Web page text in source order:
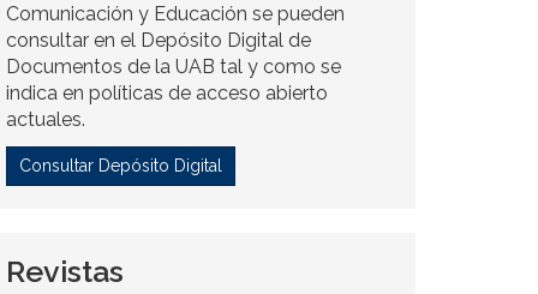
Comunicación y Educación se pueden
consultar en el Depósito Digital de
Documentos de la UAB tal y como se
indica en políticas de acceso abierto
actuales.
Consultar Depósito Digital
Revistas